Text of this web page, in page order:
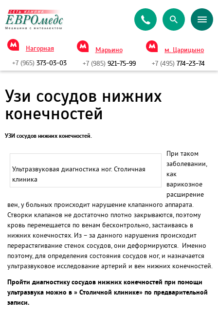
Нагорная
+7 (965) 373-03-03
Марьино
+7 (985)921-75-99
м. Царицыно
+7 (495) 774-23-74
Узи сосудов нижних
конечностей
УЗИ сосудов нижних конечностей.
Ультразвуковая диагностика ног. Столичная
клиника
При таком
заболевании,
как
варикозное
расширение
вен, у больных происходит нарушение клапанного аппарата.
Створки клапанов не достаточно плотно закрываются, поэтому
кровь перемещается по венам бесконтрольно, застаиваясь в
нижних конечностях. Из – за данного нарушения происходит
перерастягивание стенок сосудов, они деформируются. Именно
поэтому, для определения состояния сосудов ног, и назначается
ультразвуковое исследование артерий и вен нижних конечностей.
Пройти диагностику сосудов нижних конечностей при помощи
ультразвука можно в » Столичной клинике» по предварительной
записи.